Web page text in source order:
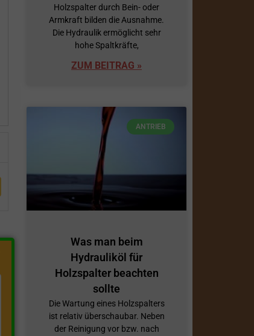
Holzspalter durch Bein- oder
Armkraft bilden die Ausnahme.
Die Hydraulik ermöglicht sehr
hohe Spaltkräfte,
ZUM BEITRAG »
ANTRIEB
Was man beim
Hydrauliköl für
Holzspalter beachten
sollte
Die Wartung eines Holzspalters
ist relativ überschaubar. Neben
der Reinigung vor bzw. nach